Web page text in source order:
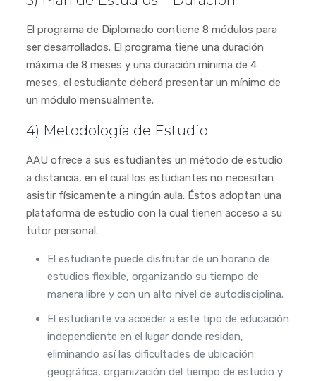
El programa de Diplomado contiene 8 módulos para
ser desarrollados. El programa tiene una duración
máxima de 8 meses y una duración mínima de 4
meses, el estudiante deberá presentar un mínimo de
un módulo mensualmente.
4) Metodología de Estudio
AAU ofrece a sus estudiantes un método de estudio
a distancia, en el cual los estudiantes no necesitan
asistir físicamente a ningún aula. Éstos adoptan una
plataforma de estudio con la cual tienen acceso a su
tutor personal.
El estudiante puede disfrutar de un horario de
estudios flexible, organizando su tiempo de
manera libre y con un alto nivel de autodisciplina.
El estudiante va acceder a este tipo de educación
independiente en el lugar donde residan,
eliminando así las dificultades de ubicación
geográfica, organización del tiempo de estudio y